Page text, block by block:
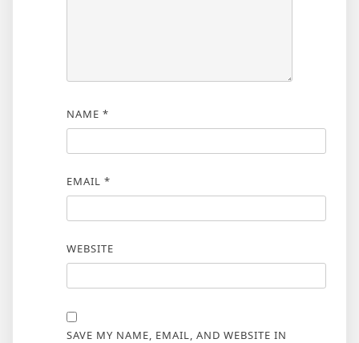
NAME *
EMAIL *
WEBSITE
SAVE MY NAME, EMAIL, AND WEBSITE IN